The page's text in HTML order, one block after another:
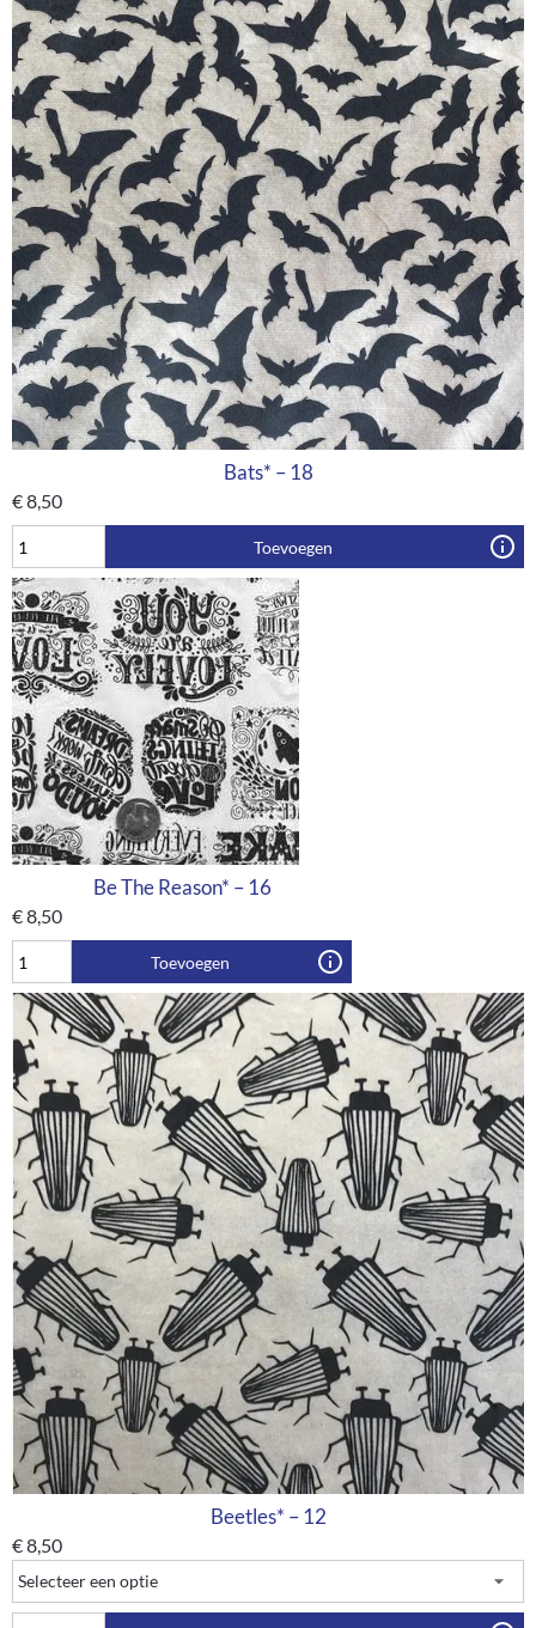
Bats* – 18
€8,50
Toevoegen
Be The Reason* – 16
€8,50
Toevoegen
Beetles* – 12
€8,50